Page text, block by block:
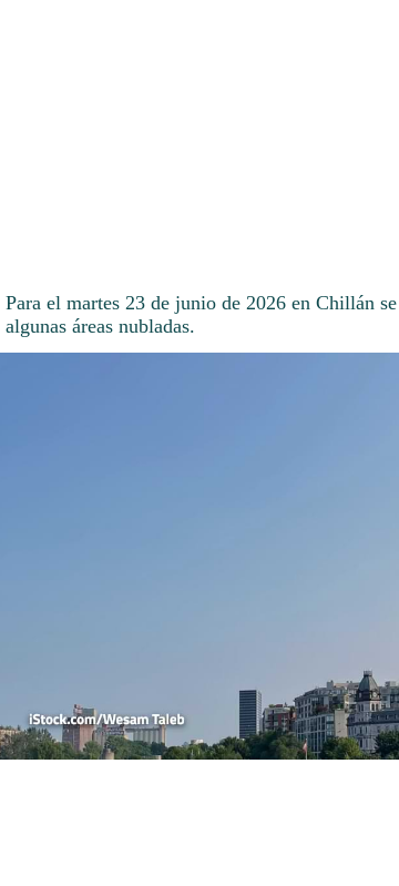
Para el martes 23 de junio de 2026 en Chillán
algunas áreas nubladas.